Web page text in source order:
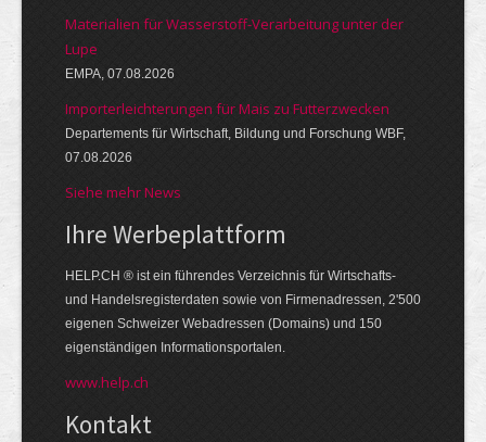
Materialien für Wasserstoff-Verarbeitung unter der
Lupe
EMPA, 07.08.2026
Importerleichterungen für Mais zu Futterzwecken
Departements für Wirtschaft, Bildung und Forschung WBF,
07.08.2026
Siehe mehr News
Ihre Werbe­platt­form
HELP.CH ® ist ein führendes Ver­zeich­nis für Wirt­schafts-
und Handels­register­daten so­wie von Firmen­adressen, 2'500
eige­nen Schweizer Web­adressen (Domains) und 150
eigen­ständigen Infor­mations­por­talen.
www.help.ch
Kontakt